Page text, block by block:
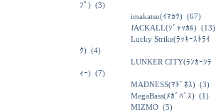
ﾌﾟ) (3)
imakatsu(ｲﾏｶﾂ) (67)
JACKALL(ｼﾞｬｯｶﾙ) (13)
Lucky Strike(ﾗｯｷｰｽﾄﾗｲ
ｸ) (4)
LUNKER CITY(ﾗﾝｶｰｼﾃ
ｨｰ) (7)
MADNESS(ﾏﾄﾞﾈｽ) (3)
MegaBass(ﾒｶﾞﾊﾞｽ) (1)
MIZMO (5)